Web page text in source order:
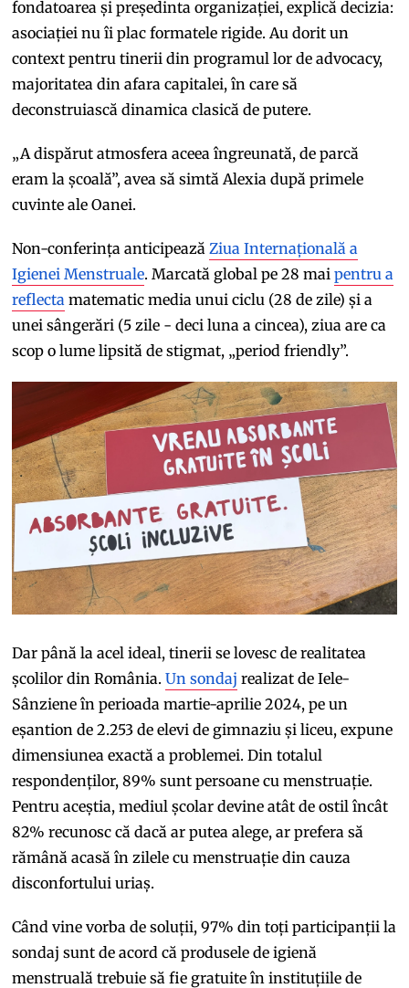
fondatoarea și președinta organizației, explică decizia:
asociației nu îi plac formatele rigide. Au dorit un
context pentru tinerii din programul lor de advocacy,
majoritatea din afara capitalei, în care să
deconstruiască dinamica clasică de putere.
„A dispărut atmosfera aceea îngreunată, de parcă
eram la școală”, avea să simtă Alexia după primele
cuvinte ale Oanei.
Non-conferința anticipeazăZiua Internațională a
Igienei Menstruale. Marcată global pe 28 maipentru a
reflecta matematic media unui ciclu (28 de zile) și a
unei sângerări (5 zile - deci luna a cincea), ziua are ca
scop o lume lipsită de stigmat, „period friendly”.
Dar până la acel ideal, tinerii se lovesc de realitatea
școlilor din România.Un sondaj realizat de Iele-
Sânziene în perioada martie-aprilie 2024, pe un
eșantion de 2.253 de elevi de gimnaziu și liceu, expune
dimensiunea exactă a problemei. Din totalul
respondenților, 89% sunt persoane cu menstruație.
Pentru aceștia, mediul școlar devine atât de ostil încât
82% recunosc că dacă ar putea alege, ar prefera să
rămână acasă în zilele cu menstruație din cauza
disconfortului uriaș.
Când vine vorba de soluții, 97% din toți participanții la
sondaj sunt de acord că produsele de igienă
menstruală trebuie să fie gratuite în instituțiile de